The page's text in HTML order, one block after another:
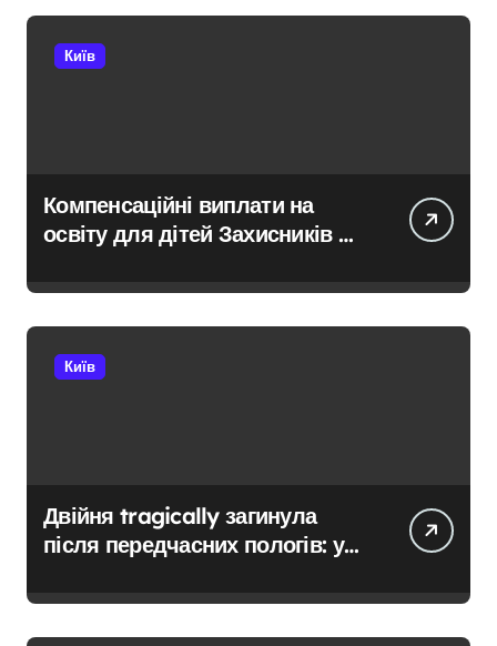
Київ
Компенсаційні виплати на
освіту для дітей Захисників у
тисяч гривень і процедура
подачі документів
Київ
Двійня tragically загинула
після передчасних пологів: у
схему сурогатного
материнства для іноземців